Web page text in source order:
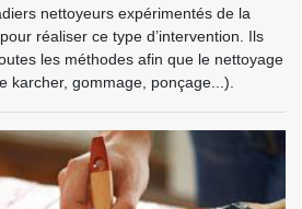
nettoyeurs expérimentés de la
réaliser ce type d’intervention. Ils
les méthodes afin que le nettoyage
karcher, gommage, ponçage...).